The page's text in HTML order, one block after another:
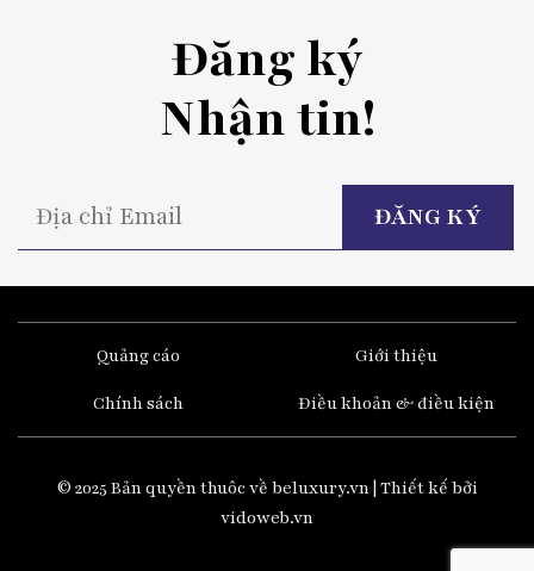
Đăng ký
Nhận tin!
Quảng cáo Giới thiệu
Chính sách Điều khoản & điều kiện
© 2025 Bản quyền thuôc về beluxury.vn | Thiết kế bởi
vidoweb.vn